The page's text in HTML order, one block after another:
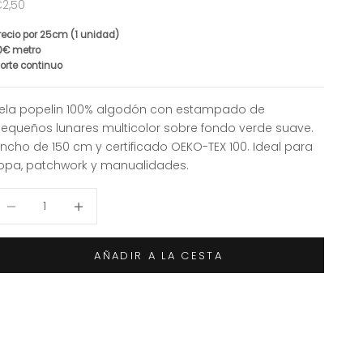
de oferta
por 25cm (1 unidad)
metro
continuo
popelin 100% algodón con estampado de
lunares multicolor sobre fondo verde suave.
de 150 cm y certificado OEKO-TEX 100. Ideal para
patchwork y manualidades.
AÑADIR A LA CESTA